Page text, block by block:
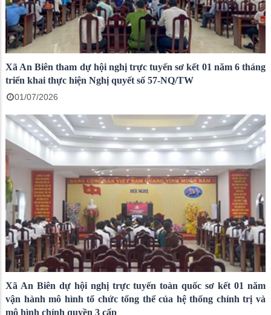
Xã An Biên tham dự hội nghị trực tuyến sơ kết 01 năm 6 tháng
triển khai thực hiện Nghị quyết số 57-NQ/TW
01/07/2026
Xã An Biên dự hội nghị trực tuyến toàn quốc sơ kết 01 năm
vận hành mô hình tổ chức tổng thể của hệ thống chính trị và
mô hình chính quyền 3 cấp